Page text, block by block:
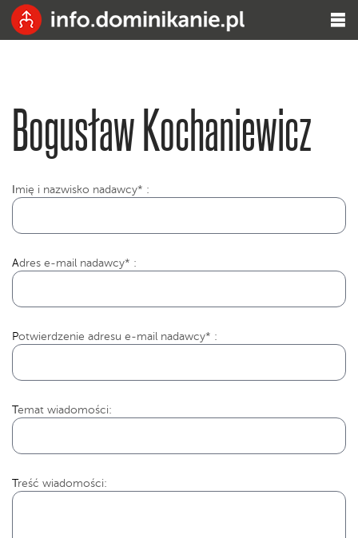
Bogusław Kochaniewicz
mię i nazwisko nadawcy* :
Adres e-mail nadawcy* :
Potwierdzenie adresu e-mail nadawcy* :
Temat wiadomości:
Treść wiadomości: